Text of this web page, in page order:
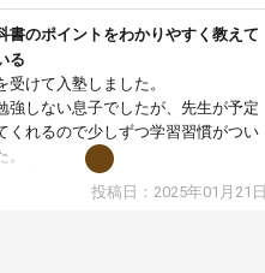
書のポイントをわかりやすく教えて
る
受けて入塾しました。
強しない息子でしたが、先生が予定
くれるので少しずつ学習習慣がつい
で週に一度の受講ですが、指導が無
表に基づいて勉強したり、LINEでわ
投稿日：2025年01月21日